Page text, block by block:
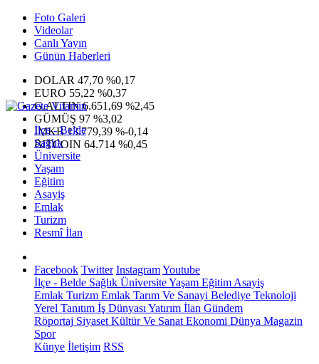
Foto Galeri
Videolar
Canlı Yayın
Günün Haberleri
DOLAR 47,70 %0,17
EURO 55,22 %0,37
G.ALTIN6.651,69 %2,45
GÜMÜŞ 97 %3,02
IMKB13.779,39 %-0,14
BITCOIN 64.714 %0,45
İlçe - Belde
Sağlık
Üniversite
Yaşam
Eğitim
Asayiş
Emlak
Turizm
Resmî İlan
Facebook Twitter InstagramYoutube
İlçe - Belde Sağlık ÜniversiteYaşam Eğitim Asayiş
Emlak Turizm Emlak Tarım Ve Sanayi Belediye Teknoloji
Yerel Tanıtım İş Dünyası Yatırım İlan Gündem
Röportaj Siyaset Kültür Ve Sanat Ekonomi Dünya Magazin
Spor
Künye İletişim RSS